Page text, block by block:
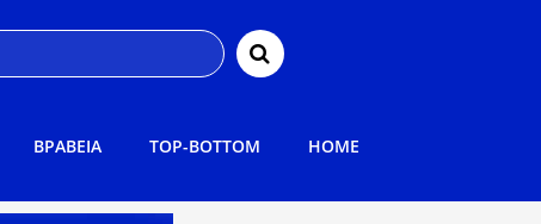
ΒΡΑΒΕΙΑ TOP-BOTTOM HOME